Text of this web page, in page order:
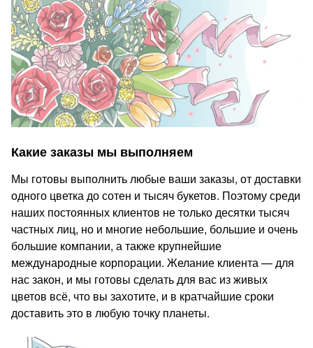
Какие заказы мы выполняем
Мы готовы выполнить любые ваши заказы, от доставки
одного цветка до сотен и тысяч букетов. Поэтому среди
наших постоянных клиентов не только десятки тысяч
частных лиц, но и многие небольшие, большие и очень
большие компании, а также крупнейшие
международные корпорации. Желание клиента — для
нас закон, и мы готовы сделать для вас из живых
цветов всё, что вы захотите, и в кратчайшие сроки
доставить это в любую точку планеты.